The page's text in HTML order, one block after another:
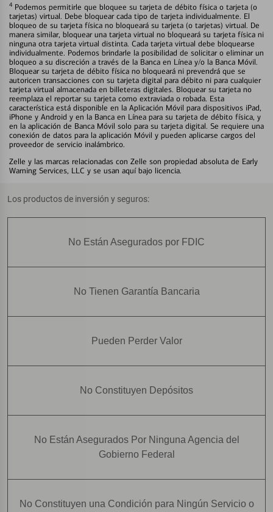
4 Podemos permitirle que bloquee su tarjeta de débito física o tarjeta (o
tarjetas) virtual. Debe bloquear cada tipo de tarjeta individualmente. El
bloqueo de su tarjeta física no bloqueará su tarjeta (o tarjetas) virtual. De
manera similar, bloquear una tarjeta virtual no bloqueará su tarjeta física ni
ninguna otra tarjeta virtual distinta. Cada tarjeta virtual debe bloquearse
individualmente. Podemos brindarle la posibilidad de solicitar o eliminar un
bloqueo a su discreción a través de la Banca en Línea y/o la Banca Móvil.
Bloquear su tarjeta de débito física no bloqueará ni prevendrá que se
autoricen transacciones con su tarjeta digital para débito ni para cualquier
tarjeta virtual almacenada en billeteras digitales. Bloquear su tarjeta no
reemplaza el reportar su tarjeta como extraviada o robada. Esta
característica está disponible en la Aplicación Móvil para dispositivos iPad,
iPhone y Android y en la Banca en Línea para su tarjeta de débito física, y
en la aplicación de Banca Móvil solo para su tarjeta digital. Se requiere una
conexión de datos para la aplicación Móvil y pueden aplicarse cargos del
proveedor de servicio inalámbrico.
Zelle y las marcas relacionadas con Zelle son propiedad absoluta de Early
Warning Services, LLC y se usan aquí bajo licencia.
Los productos de inversión y seguros:
No Están Asegurados por FDIC
No Tienen Garantía Bancaria
Pueden Perder Valor
No Constituyen Depósitos
No Están Asegurados Por Ninguna Agencia del
Gobierno Federal
No Constituyen una Condición para Ningún Servicio o